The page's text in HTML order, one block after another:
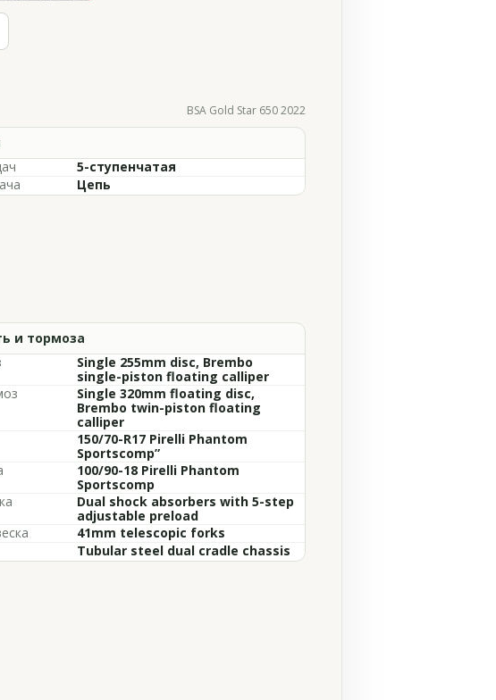
BSA Gold Star 650 2022
5-ступенчатая
Цепь
и тормоза
Single 255mm disc, Brembo
single-piston floating calliper
Single 320mm floating disc,
Brembo twin-piston floating
calliper
150/70-R17 Pirelli Phantom
Sportscomp”
100/90-18 Pirelli Phantom
Sportscomp
Dual shock absorbers with 5-step
adjustable preload
41mm telescopic forks
Tubular steel dual cradle chassis